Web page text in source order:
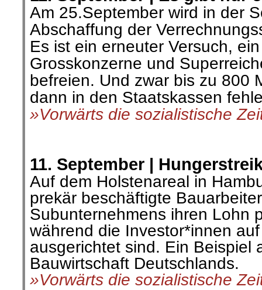
Am 25.September wird in der
Abschaffung der
Es ist ein erneuter Versuch,
Grosskonzerne und
befreien. Und zwar bis zu 800
dann in den Staatskassen
»Vorwärts die sozialistische
11. September |
Auf dem Holstenareal in
prekär beschäftigte
Subunternehmens ihren Lohn
während die Investor*innen
ausgerichtet sind. Ein Beispiel
Bauwirtschaft Deutschlands.
»Vorwärts die sozialistische